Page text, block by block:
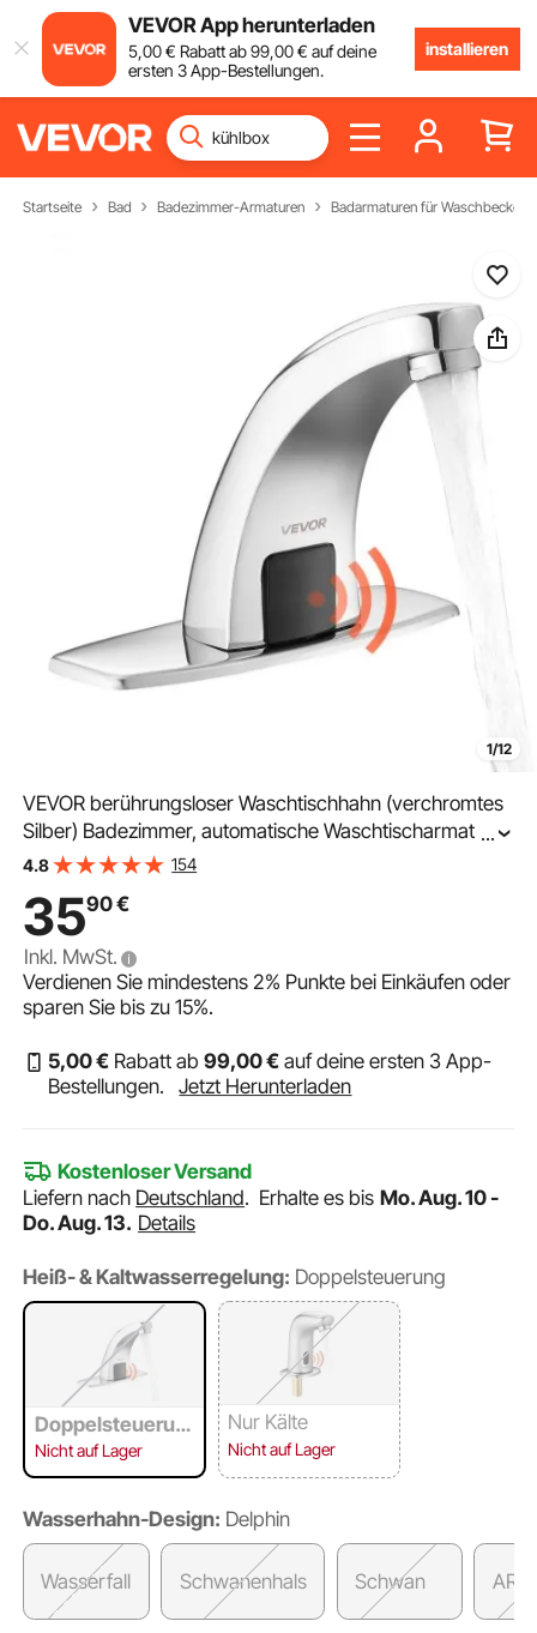
VEVOR App herunterladen
5,00€ Rabatt ab99,00€ auf deine
ersten 3 App-Bestellungen.
installieren
Startseite Bad Badezimmer-Armaturen Badarmaturen für Waschbecken
1/12
VEVOR berührungsloser Waschtischhahn (verchromtes
Silber) Badezimmer, automatische Waschtischarmatur,
Sensorhahn mit Lochabdeckung, batteriebetriebener
...
4.8 154
3590€
Inkl. MwSt.
Verdienen Sie mindestens2% Punkte bei Einkäufen oder
sparen Sie bis zu15%.
5,00€ Rabatt ab99,00€ auf deine ersten 3 App-
Bestellungen.
Jetzt Herunterladen
Kostenloser Versand
Liefern nach Deutschland. Erhalte es bis Mo. Aug. 10 -
Do. Aug. 13. Details
Heiß- & Kaltwasserregelung: Doppelsteuerung
Doppelsteuerun
g
Nicht auf Lager
Nur Kälte
Nicht auf Lager
Wasserhahn-Design: Delphin
Wasserfall Schwanenhals Schwan ARC